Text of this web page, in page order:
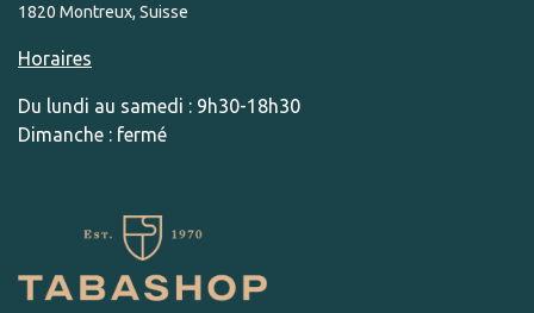
1820 Montreux, Suisse
Horaires
Du lundi au samedi : 9h30-18h30
Dimanche : fermé